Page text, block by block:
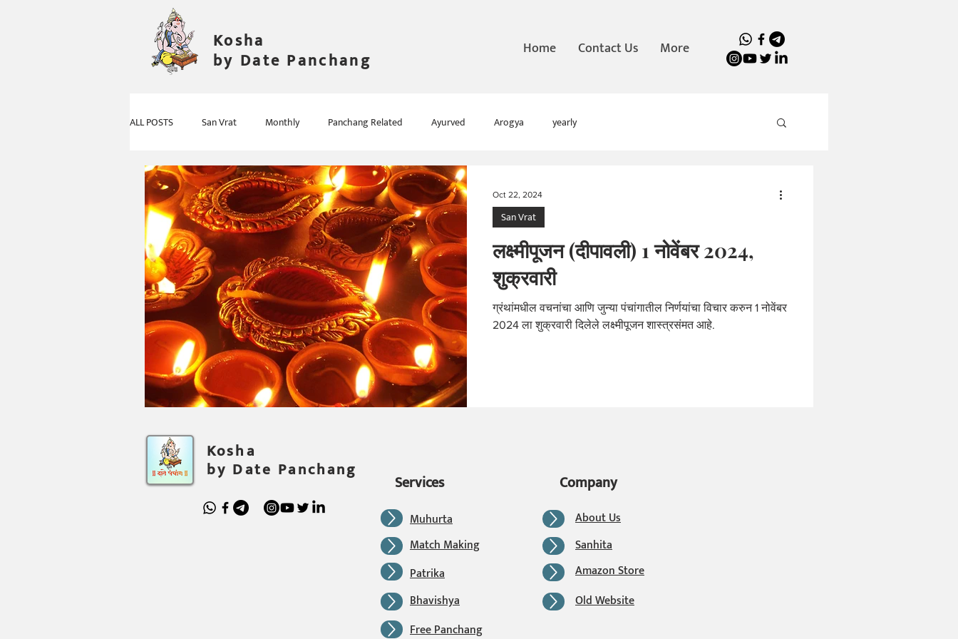
Kosha
by Date Panchang Home Contact Us More
ALL POSTS San Vrat Monthly Panchang Related Ayurved Arogya yearly
लक्ष्मीपूजन (दीपावली) 1 नोवेंबर 2024,
शुक्रवारी
ग्रंथांमधील वचनांचा आणि जुन्या पंचांगातील निर्णयांचा विचार करुन 1 नोवेंबर
2024 ला शुक्रवारी दिलेले लक्ष्मीपूजन शास्त्रसंमत आहे.
San Vrat
Oct 22, 2024
Kosha
by Date Panchang
Services Company
Muhurta
About Us
Match Making
Sanhita
Patrika
Amazon Store
Bhavishya
Old Website
Free Panchang